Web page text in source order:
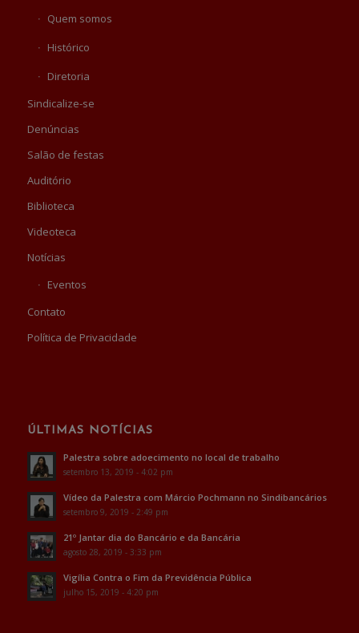
Quem somos
Histórico
Diretoria
Sindicalize-se
Denúncias
Salão de festas
Auditório
Biblioteca
Videoteca
Notícias
Eventos
Contato
Política de Privacidade
ÚLTIMAS NOTÍCIAS
Palestra sobre adoecimento no local de trabalho
setembro 13, 2019 - 4:02 pm
Vídeo da Palestra com Márcio Pochmann no Sindibancários
setembro 9, 2019 - 2:49 pm
21º Jantar dia do Bancário e da Bancária
agosto 28, 2019 - 3:33 pm
Vigília Contra o Fim da Previdência Pública
julho 15, 2019 - 4:20 pm